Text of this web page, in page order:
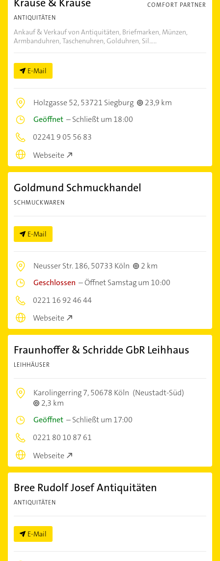
COMFORT PARTNER
ANTIQUITÄTEN
Ankauf & Verkauf von Antiquitäten, Briefmarken, Münzen,
Armbanduhren, Taschenuhren, Golduhren, Sil.....
E-Mail
Holzgasse 52,53721 Siegburg
23,9 km
Geöffnet –Schließt um 18:00
02241 9 05 56 83
Webseite
Goldmund Schmuckhandel
SCHMUCKWAREN
E-Mail
Neusser Str. 186,50733 Köln
2 km
Geschlossen –Öffnet Samstag um 10:00
0221 16 92 46 44
Webseite
Fraunhoffer & Schridde GbR Leihhaus
LEIHHÄUSER
Karolingerring 7,50678 Köln (Neustadt-Süd)
2,3 km
Geöffnet –Schließt um 17:00
0221 80 10 87 61
Webseite
Bree Rudolf Josef Antiquitäten
ANTIQUITÄTEN
E-Mail